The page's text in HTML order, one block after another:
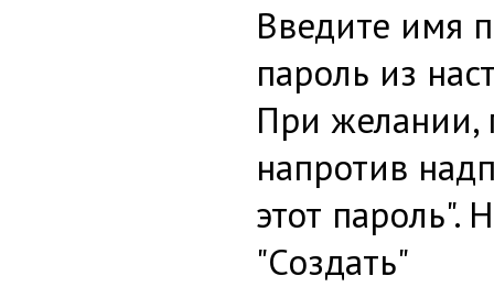
Введите имя
пароль из
При желании,
напротив
этот пароль".
"Создать"